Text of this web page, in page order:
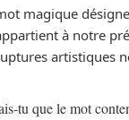
magique désigne
à notre
artistiques
tu que le mot